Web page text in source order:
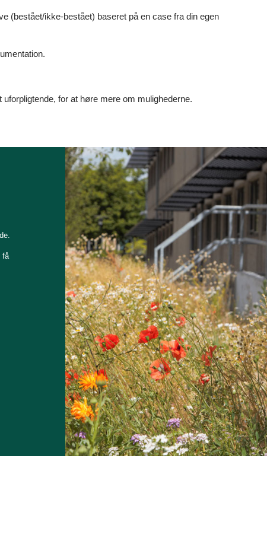
(bestået/ikke-bestået) baseret på en case fra din egen
for at høre mere om mulighederne.
få